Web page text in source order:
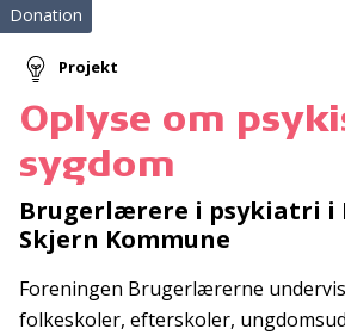
Donation
Projekt
Oplyse om
sygdom
Brugerlærere i psykiatri i
Skjern Kommune
Foreningen Brugerlærerne
folkeskoler, efterskoler,